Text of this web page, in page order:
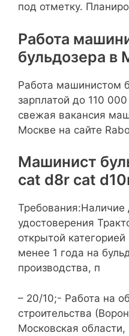
под отметку.
Работа
бульдозера в
Работа машинистом
зарплатой до 110
свежая вакансия
Москве на сайте
Машинист
cat d8r cat
удостоверения
открытой
менее 1 года на
производства, п
– 20/10;- Работа на
строительства
Московская